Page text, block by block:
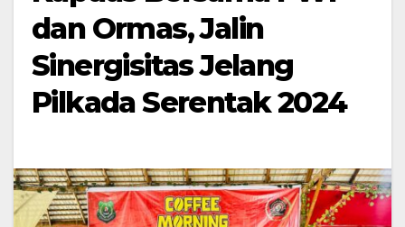
dan Ormas, Jalin
Sinergisitas Jelang
Pilkada Serentak 2024